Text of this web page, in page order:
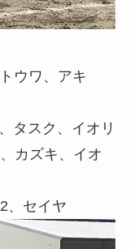
ウワ、アキ
タスク、イオリ
カズキ、イオ
、セイヤ